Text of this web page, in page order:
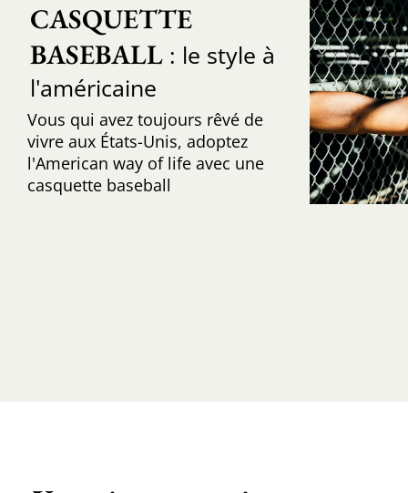
CASQUETTE
BASEBALL: le style à
l'américaine
Vous qui avez toujours rêvé de
vivre aux États-Unis, adoptez
l'American way of life avec une
casquette baseball